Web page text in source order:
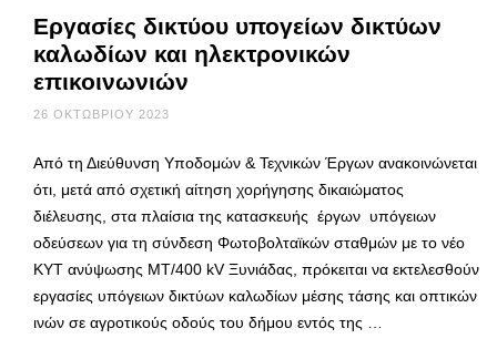
Εργασίες δικτύου υπογείων δικτύων
καλωδίων και ηλεκτρονικών
επικοινωνιών
26 ΟΚΤΩΒΡΊΟΥ 2023
Από τη Διεύθυνση Υποδομών & Τεχνικών Έργων ανακοινώνεται
ότι, μετά από σχετική αίτηση χορήγησης δικαιώματος
διέλευσης, στα πλαίσια της κατασκευής έργων υπόγειων
οδεύσεων για τη σύνδεση Φωτοβολταϊκών σταθμών με το νέο
ΚΥΤ ανύψωσης ΜΤ/400 kV Ξυνιάδας, πρόκειται να εκτελεσθούν
εργασίες υπόγειων δικτύων καλωδίων μέσης τάσης και οπτικών
ινών σε αγροτικούς οδούς του δήμου εντός της …